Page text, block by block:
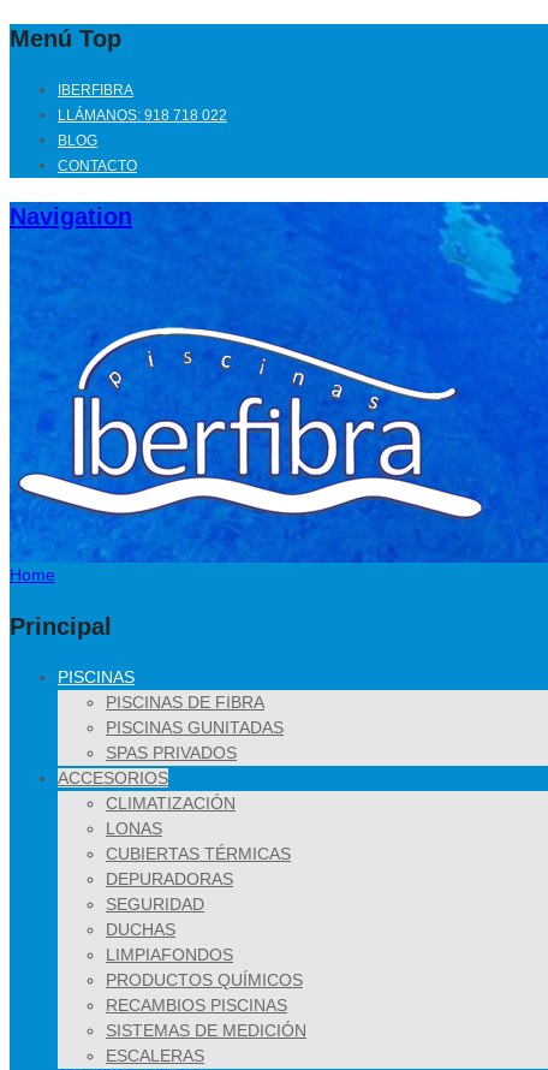
Menú Top
IBERFIBRA
LLÁMANOS: 918 718 022
BLOG
CONTACTO
Navigation
Home
Principal
PISCINAS
PISCINAS DE FIBRA
PISCINAS GUNITADAS
SPAS PRIVADOS
ACCESORIOS
CLIMATIZACIÓN
LONAS
CUBIERTAS TÉRMICAS
DEPURADORAS
SEGURIDAD
DUCHAS
LIMPIAFONDOS
PRODUCTOS QUÍMICOS
RECAMBIOS PISCINAS
SISTEMAS DE MEDICIÓN
ESCALERAS